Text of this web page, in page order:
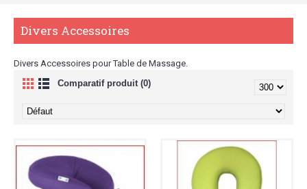
Divers Accessoires
Divers Accessoires pour Table de Massage.
Comparatif produit (0)